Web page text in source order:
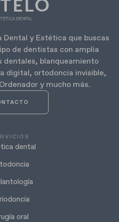
Dental y Estética que buscas
de dentistas con amplia
dentales, blanqueamiento
digital, ortodoncia invisible,
y mucho más.
dental
oral